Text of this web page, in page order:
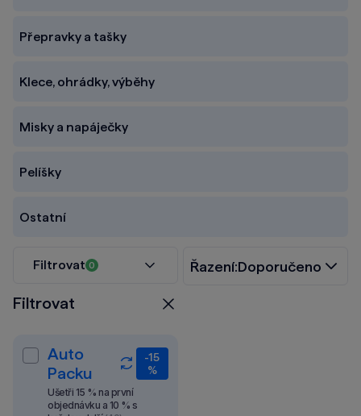
Přepravky a tašky
Klece, ohrádky, výběhy
Misky a napáječky
Pelíšky
Ostatní
Řazení:Doporučeno
Filtrovat 0
Filtrovat
Auto
Packu
-15
%
Ušetři 15 % na první
objednávku a 10 % s